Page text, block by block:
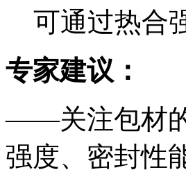
可通过热合
专家建议：
——关注包材
强度、密封性